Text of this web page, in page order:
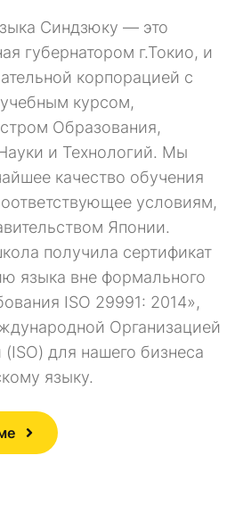
Синдзюку — это
губернатором г.Токио, и
корпорацией с
курсом,
Образования,
и Технологий. Мы
качество обучения
условиям,
Японии.
получила сертификат
языка вне формального
ISO 29991: 2014»,
Организацией
для нашего бизнеса
языку.